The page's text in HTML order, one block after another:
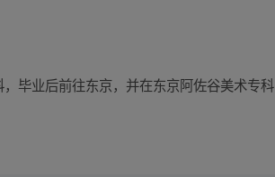
毕业后前往东京，并在东京阿佐谷美术专科